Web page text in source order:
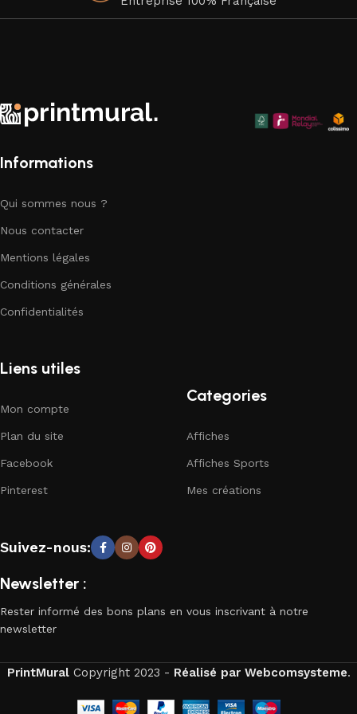
parfaite pour compléter votre décor.
Informations
Qui sommes nous ?
Nous contacter
Mentions légales
Conditions générales
Confidentialités
Liens utiles
Mon compte
Plan du site
Facebook
Pinterest
Categories
Affiches
Affiches Sports
Mes créations
Suivez-nous:
Newsletter :
Rester informé des bons plans en vous inscrivant à notre
newsletter
PrintMuralCopyright2023 - Réalisé par Webcomsysteme.